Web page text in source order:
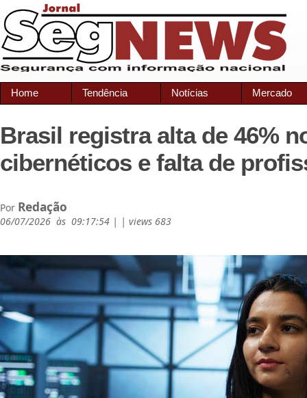
Home Tendência Notícias Mercado
Brasil registra alta de 46%
cibernéticos e falta de
Por Redação
06/07/2026 às 09:17:54 | | views 683